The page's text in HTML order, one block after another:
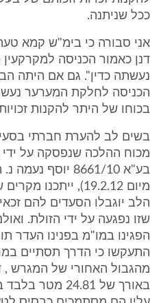
ככל שניתנה.
אני סבורה כי בימ"ש קמא
דנן כאמור הכניסה למקרקעין
נעשתה כדין". גם אם היתה
הכניסה לחלקת המערער
בכוחו של היתר להקנות
מכוח ההלכה שנפסקה על
בע"א 8661/10
מיום 19.2.12),
הלב יוגבלו הסעדים להם
שזו נפגעה על ידי הזולת.
הפגינו במו"מ בפנינו העדר
מהגבול האחורי של המגרש ,
באורך של 24.81